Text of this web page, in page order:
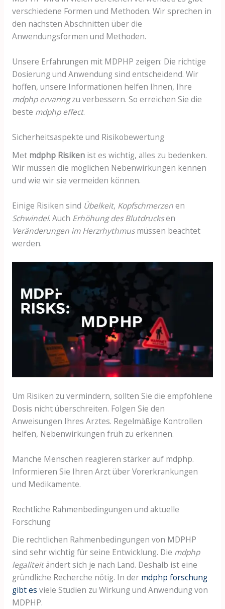
verschiedene Formen und Methoden. Wir sprechen in
den nächsten Abschnitten über die
Anwendungsformen und Methoden.
Unsere Erfahrungen mit MDPHP zeigen: Die richtige
Dosierung und Anwendung sind entscheidend. Wir
hoffen, unsere Informationen helfen Ihnen, Ihre
mdphp ervaringzu verbessern. So erreichen Sie die
beste mdphp effect.
Sicherheitsaspekte und Risikobewertung
Met mdphp Risikenist es wichtig, alles zu bedenken.
Wir müssen die möglichen Nebenwirkungen kennen
und wie wir sie vermeiden können.
Einige Risiken sind Übelkeit, Kopfschmerzenen
Schwindel. Auch Erhöhung des Blutdrucksen
Veränderungen im Herzrhythmusmüssen beachtet
werden.
Um Risiken zu vermindern, sollten Sie die empfohlene
Dosis nicht überschreiten. Folgen Sie den
Anweisungen Ihres Arztes. Regelmäßige Kontrollen
helfen, Nebenwirkungen früh zu erkennen.
Manche Menschen reagieren stärker auf mdphp.
Informieren Sie Ihren Arzt über Vorerkrankungen
und Medikamente.
Rechtliche Rahmenbedingungen und aktuelle
Forschung
Die rechtlichen Rahmenbedingungen von MDPHP
sind sehr wichtig für seine Entwicklung. Die mdphp
legaliteitändert sich je nach Land. Deshalb ist eine
gründliche Recherche nötig. In der mdphp forschung
gibt es viele Studien zu Wirkung und Anwendung von
MDPHP.